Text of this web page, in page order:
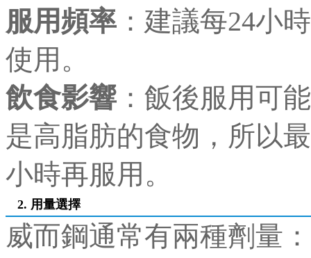
服用頻率 ：建議每24小
使用。
飲食影響 ：飯後服用可
是高脂肪的食物，所以
小時再服用。
2. 用量選擇
威而鋼通常有兩種劑量：